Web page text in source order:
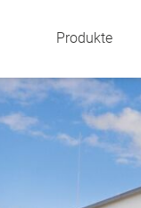
Produkte